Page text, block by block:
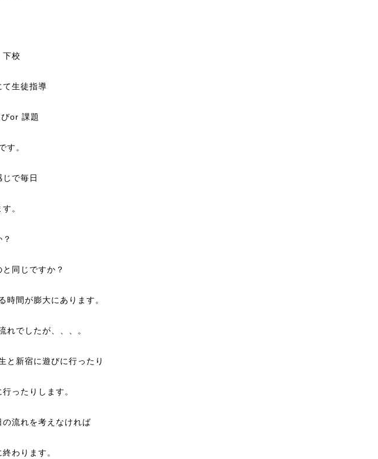
校
生徒指導
or 課題
す。
で毎日
。
同じですか？
時間が膨大にあります。
れでしたが、、、。
と新宿に遊びに行ったり
ったりします。
流れを考えなければ
わります。